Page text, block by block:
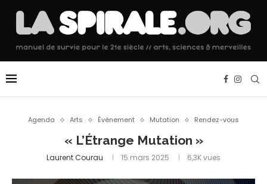
Agenda Arts Évènement Mutation Rendez-vous
« L’Étrange Mutation »
Laurent Courau 15 mars 2025 6,3Kvues